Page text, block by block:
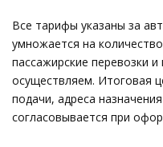
Все тарифы указаны за
умножается на
пассажирские перевозки
осуществляем. Итоговая
подачи, адреса
согласовывается при